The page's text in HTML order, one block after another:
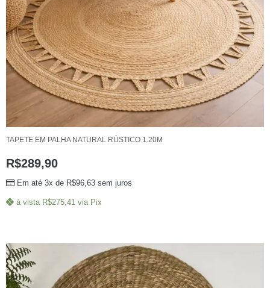
TAPETE EM PALHA NATURAL RÚSTICO 1.20M
R$289,90
Em até 3x de R$96,63 sem juros
à vista R$275,41 via Pix